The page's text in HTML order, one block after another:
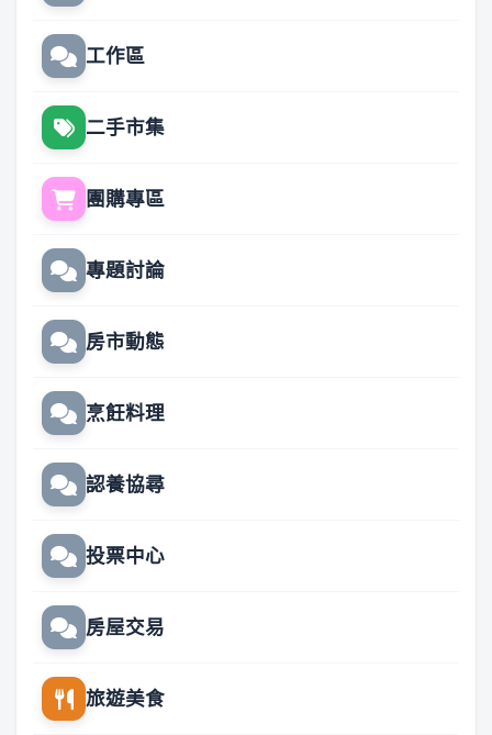
工作區
二手市集
團購專區
專題討論
房市動態
烹飪料理
認養協尋
投票中心
房屋交易
旅遊美食